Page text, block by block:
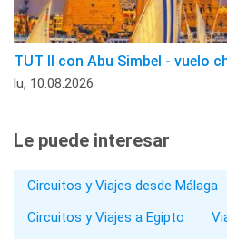
TUT II con Abu Simbel - vuelo
lu, 10.08.2026
Le puede interesar
Circuitos y Viajes desde Málaga
Circuitos y Viajes a Egipto